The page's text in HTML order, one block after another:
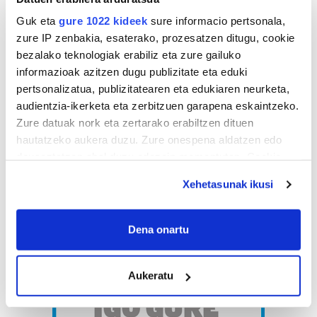
Guk eta gure 1022 kideek sure informacio pertsonala,
zure IP zenbakia, esaterako, prozesatzen ditugu, cookie
bezalako teknologiak erabiliz eta zure gailuko
informazioak azitzen dugu publizitate eta eduki
pertsonalizatua, publizitatearen eta edukiaren neurketa,
audientzia-ikerketa eta zerbitzuen garapena eskaintzeko.
Zure datuak nork eta zertarako erabiltzen dituen
hautatzeko aukera duzu. Zure onespena aldatzen edo
If you allow, we would also like to:
Collect information about your geographical
Identify your device by actively scanning it for
specific characteristics (fingerprinting)
Xehetasunak ikusi
Dena onartu
Aukeratu